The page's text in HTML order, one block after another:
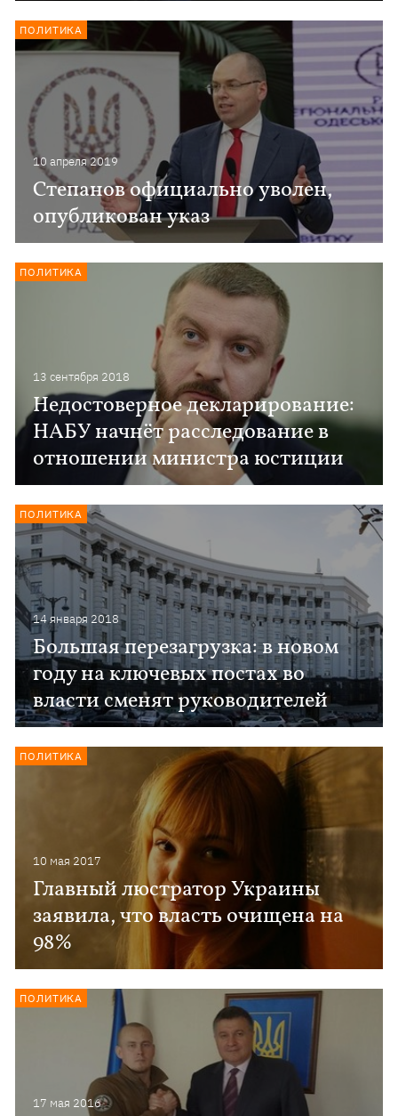
10 апреля 2019
Степанов официально уволен,
опубликован указ
ПОЛИТИКА
13 сентября 2018
Недостоверное декларирование:
НАБУ начнёт расследование в
отношении министра юстиции
ПОЛИТИКА
14 января 2018
Большая перезагрузка: в новом
году на ключевых постах во
власти сменят руководителей
ПОЛИТИКА
10 мая 2017
Главный люстратор Украины
заявила, что власть очищена на
98%
ПОЛИТИКА
17 мая 2016
ПОЛИТИКА